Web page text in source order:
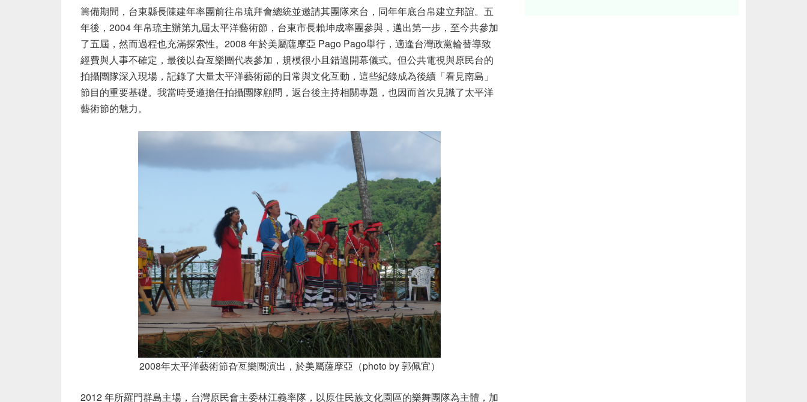
籌備期間，台東縣長陳建年率團前往帛琉拜會總統並邀請其團隊來台，同年年底台帛建立邦誼。五
年後， 2004年帛琉主辦第九屆太平洋藝術節，台東市長賴坤成率團參與，邁出第一步，至今共參加
了五屆，然而過程也充滿探索性。 2008 年於美屬薩摩亞 Pago Pago舉行，適逢台灣政黨輪替導致
經費與人事不確定，最後以旮亙樂團代表參加，規模很小且錯過開幕儀式。但公共電視與原民台的
拍攝團隊深入現場，記錄了大量太平洋藝術節的日常與文化互動，這些紀錄成為後續「看見南島」
節目的重要基礎。我當時受邀擔任拍攝團隊顧問，返台後主持相關專題，也因而首次見識了太平洋
藝術節的魅力。
2008年太平洋藝術節旮亙樂團演出 ，於美屬薩摩亞（photo by 郭佩宜）
2012年所羅門群島主場，台灣原民會主委林江義率隊，以原住民族文化園區的樂舞團隊為主體，加